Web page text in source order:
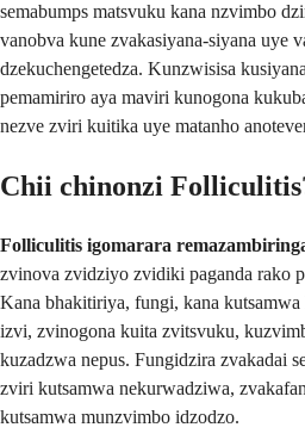
semabumps matsvuku kana nzvimbo
vanobva kune zvakasiyana-siyana uye
dzekuchengetedza. Kunzwisisa
pemamiriro aya maviri kunogona
nezve zviri kuitika uye matanho
Chii chinonzi
Folliculitis igomarara
zvinova zvidziyo zvidiki paganda rako
Kana bhakitiriya, fungi, kana
izvi, zvinogona kuita zvitsvuku,
kuzadzwa nepus. Fungidzira zvakadai
zviri kutsamwa nekurwadziwa,
kutsamwa munzvimbo idzodzo.